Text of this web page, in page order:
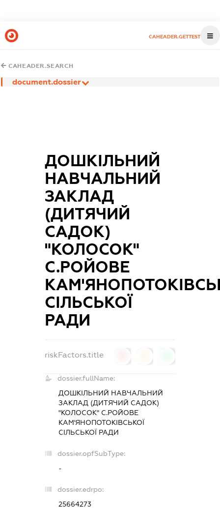
CAHEADER.GETTEST
CAHEADER.SEARCH
document.dossier
ДОШКІЛЬНИЙ
НАВЧАЛЬНИЙ
ЗАКЛАД
(ДИТЯЧИЙ
САДОК)
"КОЛОСОК"
С.РОЙОВЕ
СІЛЬСЬКОЇ
РАДИ
riskFactors.title
dossier.fullName:
ДОШКІЛЬНИЙ НАВЧАЛЬНИЙ
ЗАКЛАД (ДИТЯЧИЙ САДОК)
"КОЛОСОК" С.РОЙОВЕ
КАМ'ЯНОПОТОКІВСЬКОЇ
СІЛЬСЬКОЇ РАДИ
dossier.opfSubType:
-
dossier.edrpo:
25664273